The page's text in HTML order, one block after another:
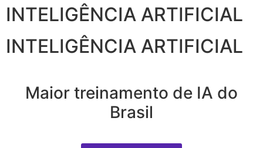
INTELIGÊNCIA ARTIFICIAL
INTELIGÊNCIA ARTIFICIAL
Maior treinamento de IA do
Brasil